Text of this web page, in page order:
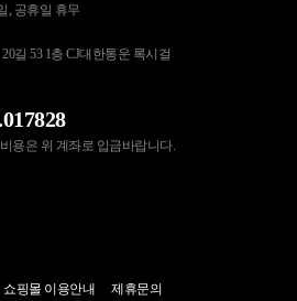
, 공휴일 휴무
길 53 1층 CJ대한통운 록시걸
용은 위 계좌로 입금바랍니다.
쇼핑몰 이용안내 제휴문의